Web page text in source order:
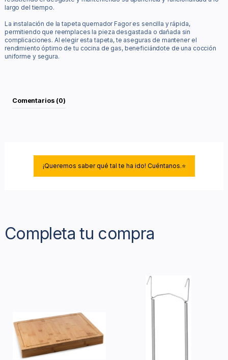
largo del tiempo.
La instalación de la tapeta quemador Fagor es sencilla y rápida,
permitiendo que reemplaces la pieza desgastada o dañada sin
complicaciones. Al elegir esta tapeta, te aseguras de mantener el
rendimiento óptimo de tu cocina de gas, beneficiándote de una cocción
uniforme y segura.
Comentarios (0)
¡Queremos saber qué tal te ha ido! Cuéntanos.⭐
Completa tu compra